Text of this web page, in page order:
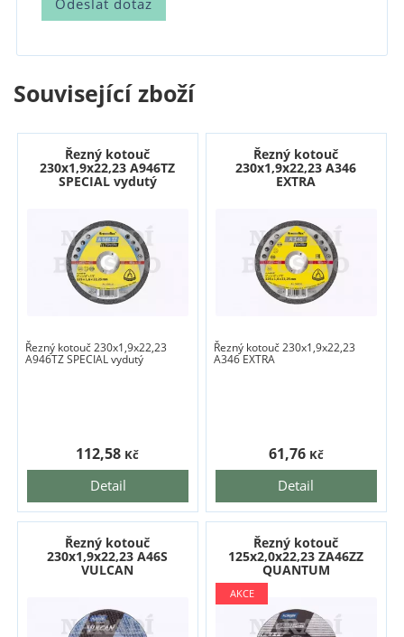
Související zboží
Řezný kotouč
230x1,9x22,23 A946TZ
SPECIAL vydutý
Řezný kotouč 230x1,9x22,23
A946TZ SPECIAL vydutý
Detail
112,58 Kč
Řezný kotouč
230x1,9x22,23 A346
EXTRA
Řezný kotouč 230x1,9x22,23
A346 EXTRA
Detail
61,76 Kč
Řezný kotouč
230x1,9x22,23 A46S
VULCAN
Řezný kotouč
125x2,0x22,23 ZA46ZZ
QUANTUM